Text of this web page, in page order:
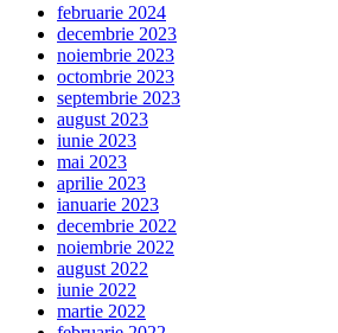
februarie 2024
decembrie 2023
noiembrie 2023
octombrie 2023
septembrie 2023
august 2023
iunie 2023
mai 2023
aprilie 2023
ianuarie 2023
decembrie 2022
noiembrie 2022
august 2022
iunie 2022
martie 2022